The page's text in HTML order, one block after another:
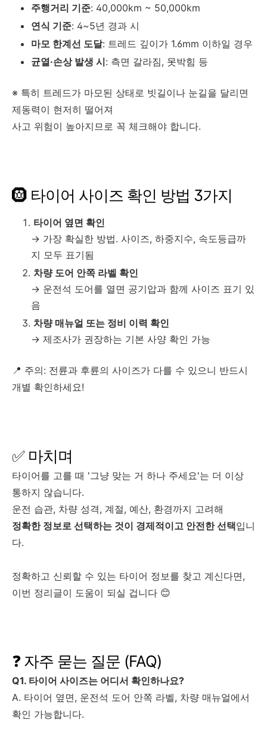
주행거리 기준: 40,000km ~ 50,000km
연식 기준: 4~5년 경과 시
마모 한계선 도달: 트레드 깊이가 1.6mm 이하일 경우
균열·손상 발생 시: 측면 갈라짐, 못박힘 등
※ 특히 트레드가 마모된 상태로 빗길이나 눈길을 달리면
제동력이 현저히 떨어져
사고 위험이 높아지므로 꼭 체크해야 합니다.
🛞 타이어 사이즈 확인 방법 3가지
타이어 옆면 확인
→ 가장 확실한 방법. 사이즈, 하중지수, 속도등급까
지 모두 표기됨
차량 도어 안쪽 라벨 확인
→ 운전석 도어를 열면 공기압과 함께 사이즈 표기 있
음
차량 매뉴얼 또는 정비 이력 확인
→ 제조사가 권장하는 기본 사양 확인 가능
📍 주의: 전륜과 후륜의 사이즈가 다를 수 있으니 반드시
개별 확인하세요!
✅ 마치며
타이어를 고를 때 '그냥 맞는 거 하나 주세요'는 더 이상
통하지 않습니다.
운전 습관, 차량 성격, 계절, 예산, 환경까지 고려해
정확한 정보로 선택하는 것이 경제적이고 안전한 선택입니
다.
정확하고 신뢰할 수 있는 타이어 정보를 찾고 계신다면,
이번 정리글이 도움이 되실 겁니다 😊
❓ 자주 묻는 질문 (FAQ)
Q1. 타이어 사이즈는 어디서 확인하나요?
A. 타이어 옆면, 운전석 도어 안쪽 라벨, 차량 매뉴얼에서
확인 가능합니다.